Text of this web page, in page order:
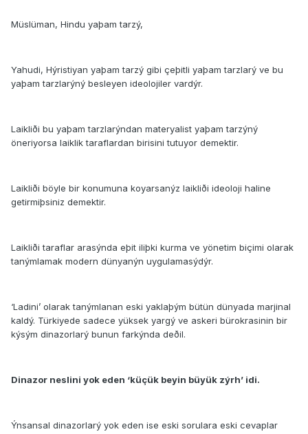
Müslüman, Hindu yaþam tarzý,
Yahudi, Hýristiyan yaþam tarzý gibi çeþitli yaþam tarzlarý ve bu
yaþam tarzlarýný besleyen ideolojiler vardýr.
Laikliði bu yaþam tarzlarýndan materyalist yaþam tarzýný
öneriyorsa laiklik taraflardan birisini tutuyor demektir.
Laikliði böyle bir konumuna koyarsanýz laikliði ideoloji haline
getirmiþsiniz demektir.
Laikliði taraflar arasýnda eþit iliþki kurma ve yönetim biçimi olarak
tanýmlamak modern dünyanýn uygulamasýdýr.
‘Ladini’ olarak tanýmlanan eski yaklaþým bütün dünyada marjinal
kaldý. Türkiyede sadece yüksek yargý ve askeri bürokrasinin bir
kýsým dinazorlarý bunun farkýnda deðil.
Dinazor neslini yok eden ‘küçük beyin büyük zýrh’ idi.
Ýnsansal dinazorlarý yok eden ise eski sorulara eski cevaplar